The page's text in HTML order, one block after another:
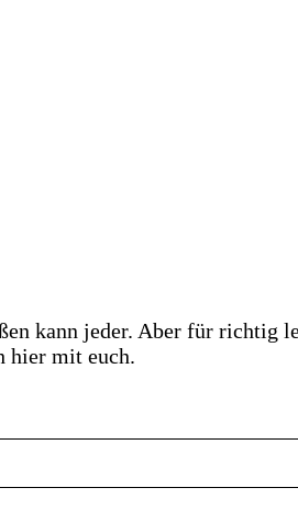
kann jeder. Aber für richtig
hier mit euch.